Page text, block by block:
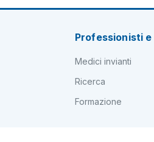
Professionisti
Medici invianti
Ricerca
Formazione